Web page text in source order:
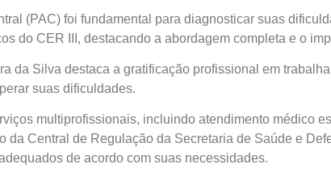
(PAC) foi fundamental para diagnosticar suas
do CER III, destacando a abordagem completa e o
da Silva destaca a gratificação profissional em
suas dificuldades.
multiprofissionais, incluindo atendimento médico
da Central de Regulação da Secretaria de Saúde e
de acordo com suas necessidades.